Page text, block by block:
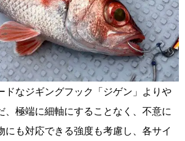
ドなジギングフック「ジゲン」よりや
、極端に細軸にすることなく、不意に
にも対応できる強度も考慮し、各サイ